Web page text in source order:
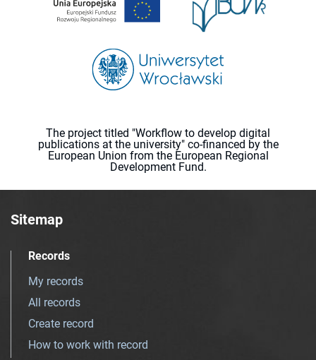
The project titled "Workflow to develop digital
publications at the university" co-financed by the
European Union from the European Regional
Development Fund.
Sitemap
Records
My records
All records
Create record
How to work with record